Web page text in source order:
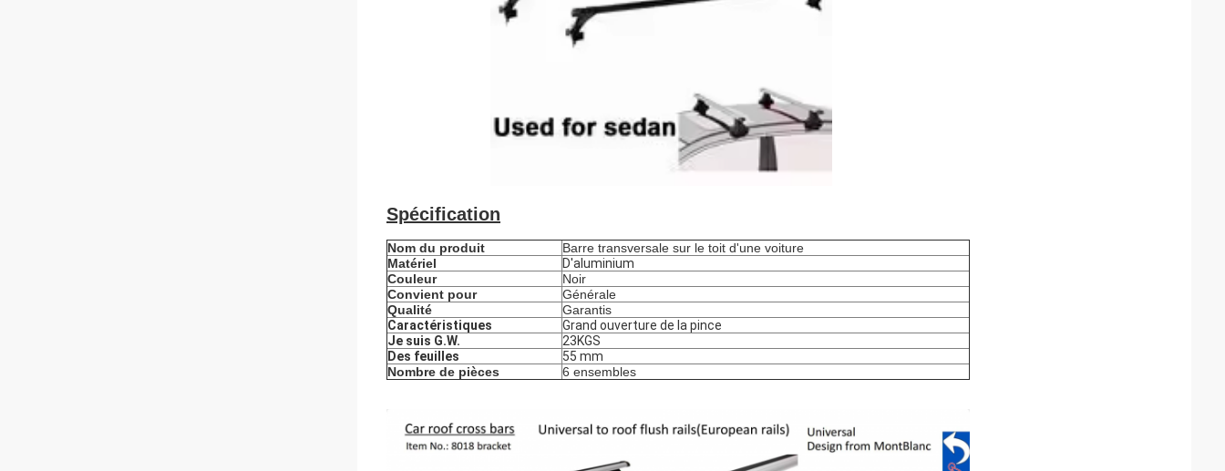
Spécification
Nom du produit
Barre transversale sur le toit d'une voiture
Matériel
D'aluminium
Couleur
Noir
Convient pour
Générale
Qualité
Garantis
Caractéristiques
Grand ouverture de la pince
Je suis G.W.
23KGS
Des feuilles
55 mm
Nombre de pièces
6 ensembles